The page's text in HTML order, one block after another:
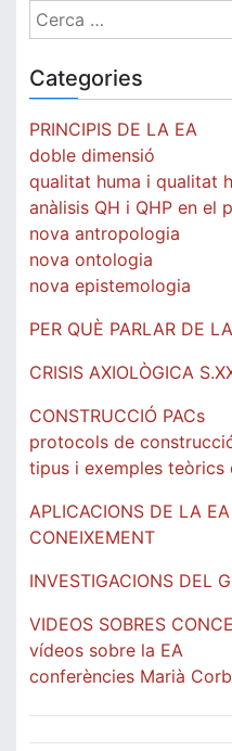
Cerca:
Categories
PRINCIPIS DE LA EA
doble dimensió
qualitat huma i qualitat
anàlisis QH i QHP en el
nova antropologia
nova ontologia
nova epistemologia
PER QUÈ PARLAR DE
CRISIS AXIOLÒGICA
CONSTRUCCIÓ PACs
protocols de
tipus i exemples teòrics
APLICACIONS DE LA
CONEIXEMENT
INVESTIGACIONS DEL
VIDEOS SOBRES
vídeos sobre la EA
conferències Marià